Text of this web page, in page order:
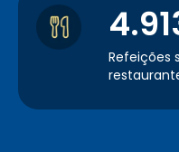
Refeições